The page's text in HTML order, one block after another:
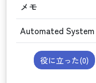
メモ
Automated System
役に立った(0)